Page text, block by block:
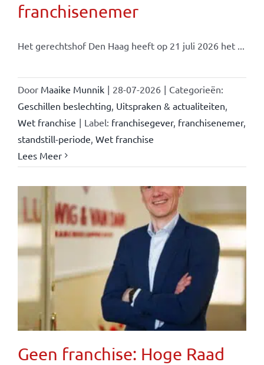
franchisenemer
Het gerechtshof Den Haag heeft op 21 juli 2026 het ...
Door Maaike Munnik | 28-07-2026 | Categorieën:
Geschillen beslechting Uitspraken & actualiteiten
Wet franchise | Label: franchisegever, franchisenemer,
standstill-periode Wet franchise
Lees Meer
Geen franchise: Hoge Raad